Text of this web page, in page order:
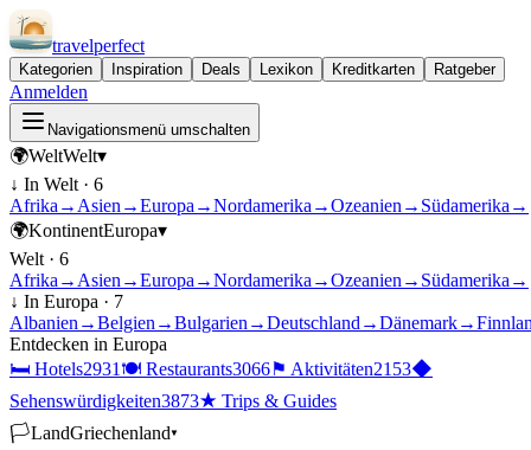
travelperfect
Kategorien Inspiration Deals Lexikon Kreditkarten Ratgeber
Anmelden
Navigationsmenü umschalten
🌍WeltWelt▾
↓ In Welt · 6
Afrika → Asien →Europa →Nordamerika →Ozeanien → Südamerika →
🌍KontinentEuropa▾
Welt · 6
Afrika → Asien →Europa →Nordamerika →Ozeanien → Südamerika →
↓ In Europa · 7
Albanien →Belgien →Bulgarien →Deutschland →Dänemark→
Entdecken in Europa
🛏 Hotels2931 🍽 Restaurants3066⚑ Aktivitäten2153◆
Sehenswürdigkeiten3873★ Trips & Guides
🏳LandGriechenland▾